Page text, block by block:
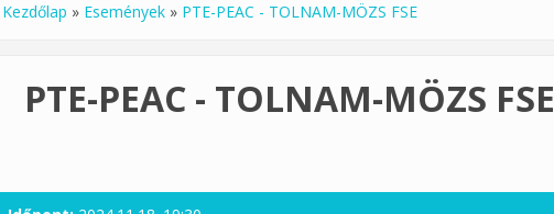
Jelenlegi hely
Kezdőlap » Események » PTE-PEAC - TOLNAM-MÖZS FSE
PTE-PEAC - TOLNAM-MÖZS FSE